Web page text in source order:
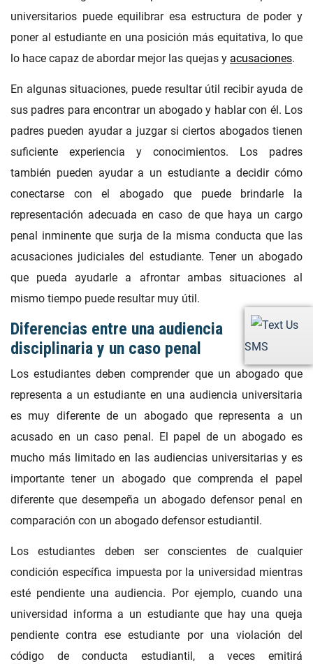
SMS
universitarios puede equilibrar esa estructura de poder y
poner al estudiante en una posición más equitativa, lo que
lo hace capaz de abordar mejor las quejas y acusaciones.
En algunas situaciones, puede resultar útil recibir ayuda de
sus padres para encontrar un abogado y hablar con él. Los
padres pueden ayudar a juzgar si ciertos abogados tienen
suficiente experiencia y conocimientos. Los padres
también pueden ayudar a un estudiante a decidir cómo
conectarse con el abogado que puede brindarle la
representación adecuada en caso de que haya un cargo
penal inminente que surja de la misma conducta que las
acusaciones judiciales del estudiante. Tener un abogado
que pueda ayudarle a afrontar ambas situaciones al
mismo tiempo puede resultar muy útil.
Diferencias entre una audiencia
disciplinaria y un caso penal
Los estudiantes deben comprender que un abogado que
representa a un estudiante en una audiencia universitaria
es muy diferente de un abogado que representa a un
acusado en un caso penal. El papel de un abogado es
mucho más limitado en las audiencias universitarias y es
importante tener un abogado que comprenda el papel
diferente que desempeña un abogado defensor penal en
comparación con un abogado defensor estudiantil.
Los estudiantes deben ser conscientes de cualquier
condición específica impuesta por la universidad mientras
esté pendiente una audiencia. Por ejemplo, cuando una
universidad informa a un estudiante que hay una queja
pendiente contra ese estudiante por una violación del
código de conducta estudiantil, a veces emitirá